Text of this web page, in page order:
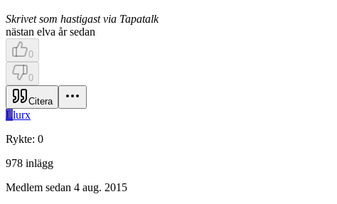
Skrivet som hastigast via Tapatalk
nästan elva år sedan
0
0
Citera
Llurx
Rykte: 0
978 inlägg
Medlem sedan 4 aug. 2015